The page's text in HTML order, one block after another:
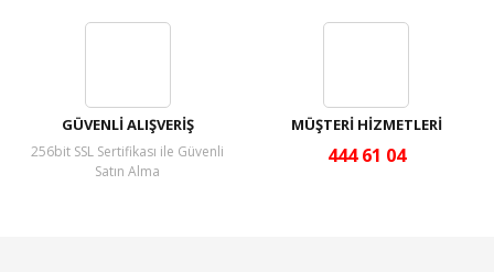
GÜVENLİ ALIŞVERİŞ
256bit SSL Sertifikası ile Güvenli
Satın Alma
MÜŞTERİ HİZMETLERİ
444 61 04